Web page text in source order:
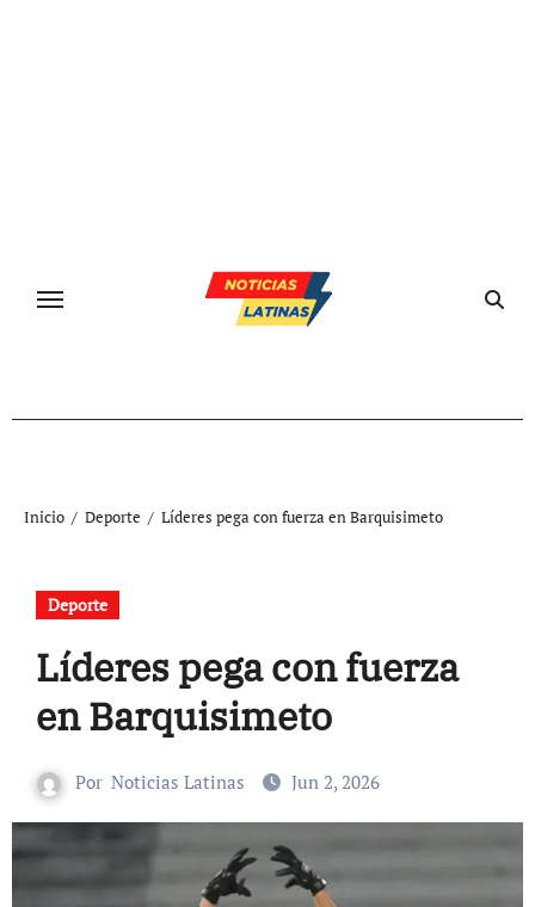
Inicio Deporte Líderes pega con fuerza en Barquisimeto
Deporte
Líderes pega con fuerza
en Barquisimeto
Por Noticias Latinas Jun 2, 2026